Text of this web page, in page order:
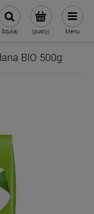
(pusty)
Szukaj Menu
BIO 500g